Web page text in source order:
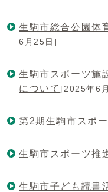
生駒市総合公園体
6月25日]
生駒市スポーツ施
について [2025年6
第2期生駒市スポ
生駒市スポーツ推
生駒市子ども読書